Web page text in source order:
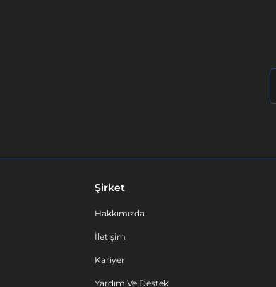
Şirket
Hakkımızda
İletişim
Kariyer
Yardım Ve Destek